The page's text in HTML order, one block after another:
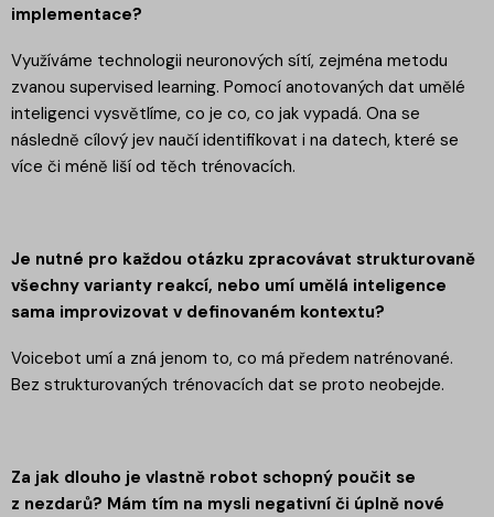
implementace?
Využíváme technologii neuronových sítí, zejména metodu
zvanou supervised learning. Pomocí anotovaných dat umělé
inteligenci vysvětlíme, co je co, co jak vypadá. Ona se
následně cílový jev naučí identifikovat i na datech, které se
více či méně liší od těch trénovacích.
Je nutné pro každou otázku zpracovávat strukturovaně
všechny varianty reakcí, nebo umí umělá inteligence
sama improvizovat v definovaném kontextu?
Voicebot umí a zná jenom to, co má předem natrénované.
Bez strukturovaných trénovacích dat se proto neobejde.
Za jak dlouho je vlastně robot schopný poučit se
z nezdarů? Mám tím na mysli negativní či úplně nové